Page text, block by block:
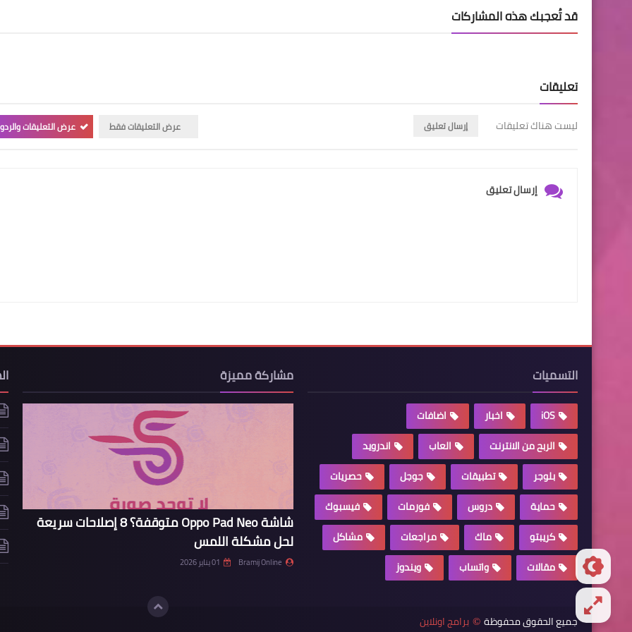
قد تُعجبك هذه المشاركات
تعليقات
ليست هناك تعليقات إرسال تعليق عرض التعليقات فقط عرض التعليقات
إرسال تعليق
التسميات
iOS اخبار
اضافات
الربح من الانترنت
العاب
اندرويد
بلوجر
تطبيقات جوجل
حصريات
حماية
دروس فورمات
فيسبوك
كريبتو
ماك مراجعات
مشاكل
مقالات
واتساب ويندوز
مشاركة مميزة
شاشة Oppo Pad Neo متوقفة؟ 8 إصلاحات سريعة
لحل مشكلة اللمس
Bramij Online 01 يناير 2026
جميع الحقوق محفوظة © برامج اونلاين